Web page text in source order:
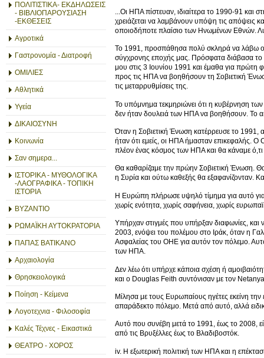
ΠΟΛΙΤΙΣΤΙΚΑ- ΕΚΔΗΛΩΣΕΙΣ
- ΒΙΒΛΙΟΠΑΡΟΥΣΙΑΣΗ
-ΕΚΘΕΣΕΙΣ
Αγροτικά
Γαστρονομία - Διατροφή
ΟΜΙΛΙΕΣ
Αθλητικά
Υγεία
ΔΙΚΑΙΟΣΥΝΗ
Κοινωνία
Σαν σημερα...
ΙΣΤΟΡΙΚΑ - ΜΥΘΟΛΟΓΙΚΑ
-ΛΑΟΓΡΑΦΙΚΑ - ΤΟΠΙΚΗ
ΙΣΤΟΡΙΑ
ΒΥΖΑΝΤΙΟ
ΡΩΜΑΪΚΗ ΑΥΤΟΚΡΑΤΟΡΙΑ
ΠΑΠΑΣ ΒΑΤΙΚΑΝΟ
Αρχαιολογία
Θρησκειολογικά
Ποίηση - Κείμενα
Λογοτεχνια - Φιλοσοφία
Καλές Τέχνες - Εικαστικά
ΘΕΑΤΡΟ - ΧΟΡΟΣ
...Οι ΗΠΑ πίστευαν, ιδιαίτερα το 1990-91 και
χρειάζεται να λαμβάνουν υπόψη τις απόψεις
οποιοδήποτε πλαίσιο των Ηνωμένων Εθνών.
Το 1991, προσπάθησα πολύ σκληρά να λάβω
σύγχρονης εποχής μας. Πρόσφατα διάβασα το
μου στις 3 Ιουνίου 1991 και έμαθα για πρώτη
προς τις ΗΠΑ να βοηθήσουν τη Σοβιετική
τις μεταρρυθμίσεις της.
Το υπόμνημα τεκμηριώνει ότι η κυβέρνηση
δεν ήταν δουλειά των ΗΠΑ να βοηθήσουν. Το
Όταν η Σοβιετική Ένωση κατέρρευσε το
ήταν ότι εμείς, οι ΗΠΑ ήμασταν επικεφαλής. Ο
πλέον ένας κόσμος των ΗΠΑ και θα κάναμε ό,τι
Θα καθαρίζαμε την πρώην Σοβιετική Ένωση.
η Συρία και ούτω καθεξής θα εξαφανίζονταν.
Η Ευρώπη πλήρωσε υψηλό τίμημα για αυτό
χωρίς ενότητα, χωρίς σαφήνεια, χωρίς
Υπήρχαν στιγμές που υπήρξαν διαφωνίες, και
2003, ενόψει του πολέμου στο Ιράκ, όταν η
Ασφαλείας του ΟΗΕ για αυτόν τον πόλεμο.
των ΗΠΑ.
Δεν λέω ότι υπήρχε κάποια σχέση ή
και ο Douglas Feith συντόνισαν με τον
Μίλησα με τους Ευρωπαίους ηγέτες εκείνη
απαράδεκτο πόλεμο. Μετά από αυτό, αλλά
Αυτό που συνέβη μετά το 1991, έως το 2008,
από τις Βρυξέλλες έως το Βλαδιβοστόκ.
iv. Η εξωτερική πολιτική των ΗΠΑ και η